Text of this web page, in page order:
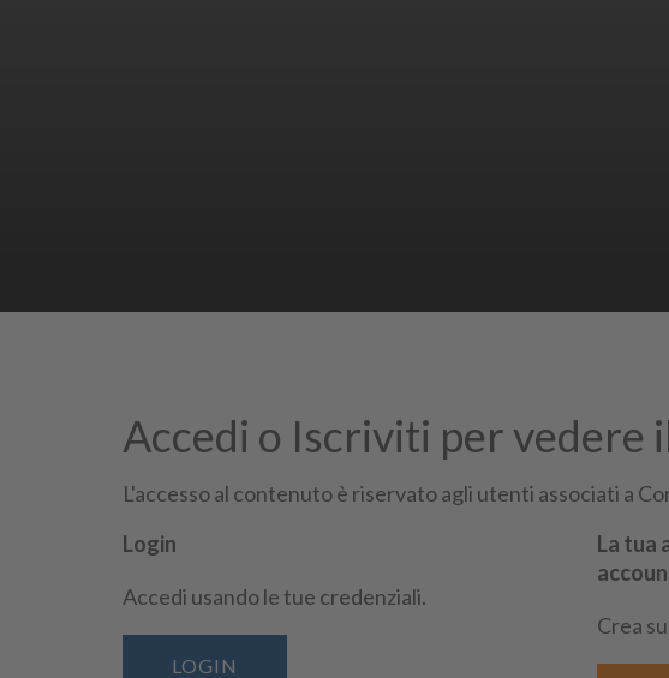
Accedi o Iscriviti per vedere
L'accesso al contenuto è riservato agli utenti associati a
Login
Accedi usando le tue credenziali.
LOGIN
La tua
Crea
Iscriviti e scopri tutti i vantaggi di essere